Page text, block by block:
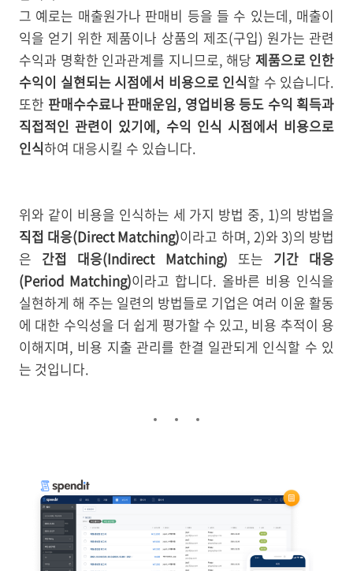
그 예로는 매출원가나 판매비 등을 들 수 있는데, 매출이
익을 얻기 위한 제품이나 상품의 제조(구입) 원가는 관련
수익과 명확한 인과관계를 지니므로, 해당 제품으로 인한
수익이 실현되는 시점에서 비용으로 인식할 수 있습니다.
또한 판매수수료나 판매운임, 영업비용 등도 수익 획득과
직접적인 관련이 있기에, 수익 인식 시점에서 비용으로
인식하여 대응시킬 수 있습니다.
위와 같이 비용을 인식하는 세 가지 방법 중, 1)의 방법을
직접 대응(Direct Matching)이라고 하며, 2)와 3)의 방법
은 간접 대응(Indirect Matching) 또는 기간 대응
(Period Matching)이라고 합니다. 올바른 비용 인식을
실현하게 해 주는 일련의 방법들로 기업은 여러 이윤 활동
에 대한 수익성을 더 쉽게 평가할 수 있고, 비용 추적이 용
이해지며, 비용 지출 관리를 한결 일관되게 인식할 수 있
는 것입니다.